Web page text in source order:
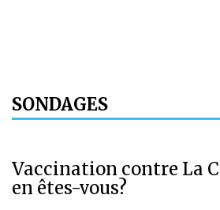
SONDAGES
Vaccination contre La
en êtes-vous?